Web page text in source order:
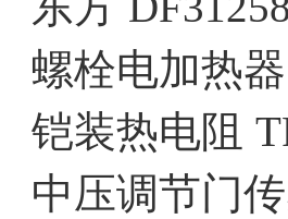
螺栓电加热器
铠装热电阻
中压调节门